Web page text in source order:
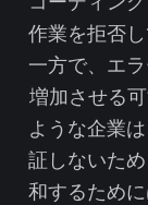
作業を拒否
一方で、エ
増加させる
ような企業
証しないた
和するため